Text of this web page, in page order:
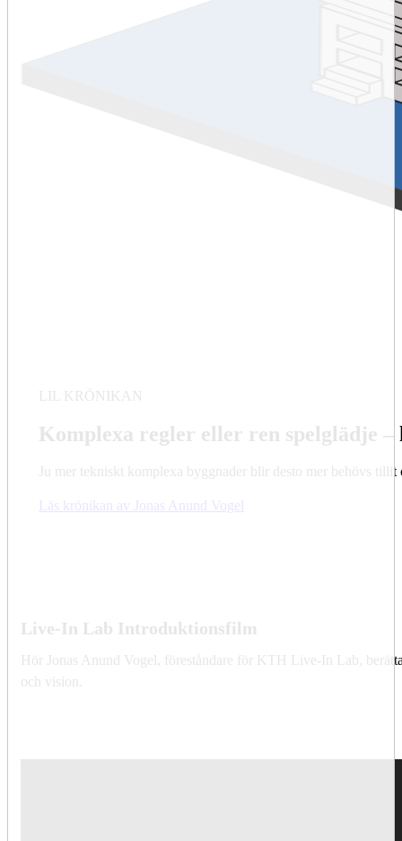
LIL KRÖNIKAN
Komplexa regler eller ren spelglädje
Ju mer tekniskt komplexa byggnader blir desto mer behövs
Läs krönikan av Jonas Anund Vogel
Live-In Lab Introduktionsfilm
Hör Jonas Anund Vogel, föreståndare för KTH Live-In Lab,
och vision.